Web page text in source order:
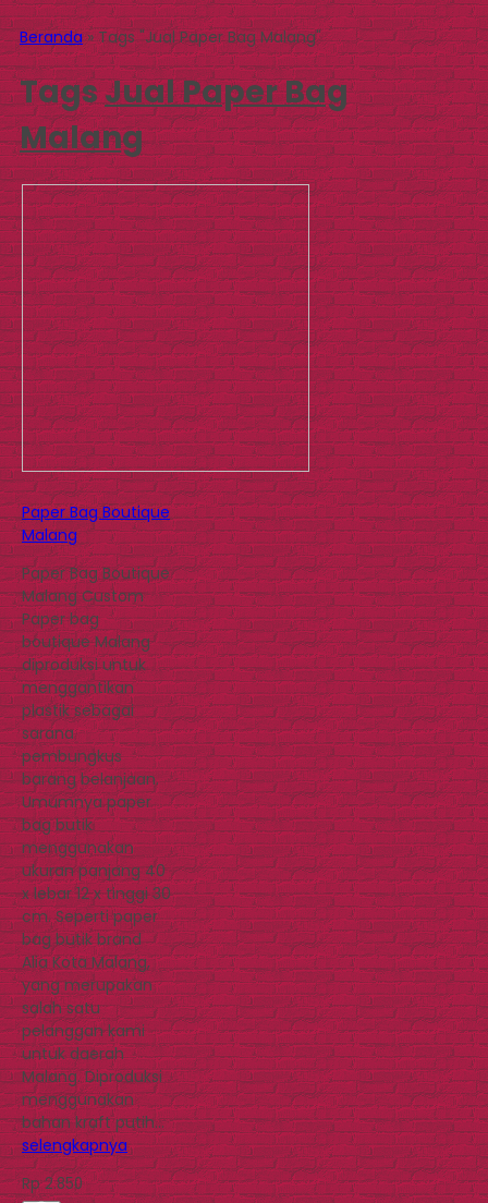
Beranda»Tags "Jual Paper Bag Malang"
TagsJual Paper Bag
Malang
Paper Bag Boutique
Malang
Paper Bag Boutique
Malang Custom
Paper bag
boutique Malang
diproduksi untuk
menggantikan
plastik sebagai
sarana
pembungkus
barang belanjaan.
Umumnya paper
bag butik
menggunakan
ukuran panjang 40
x lebar 12 x tinggi 30
cm. Seperti paper
bag butik brand
Alia Kota Malang,
yang merupakan
salah satu
pelanggan kami
untuk daerah
Malang. Diproduksi
menggunakan
bahan kraft putih…
selengkapnya
Rp 2.850